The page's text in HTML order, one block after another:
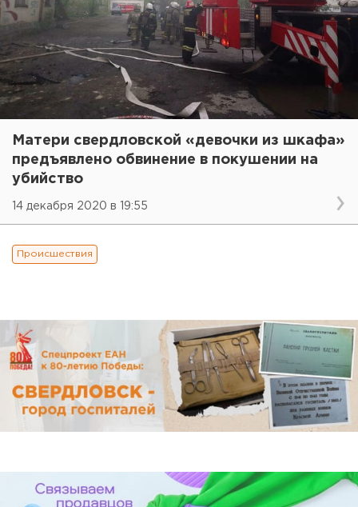
Матери свердловской «девочки из шкафа»
предъявлено обвинение в покушении на
убийство
14 декабря 2020 в 19:55
Происшествия